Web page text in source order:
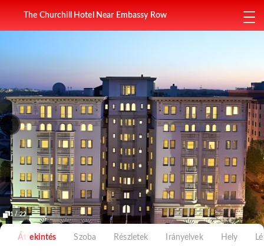
The Churchill Hotel Near Embassy Row
1 / 22
Áttekintés Szoba Részletek Irányelvek Hely